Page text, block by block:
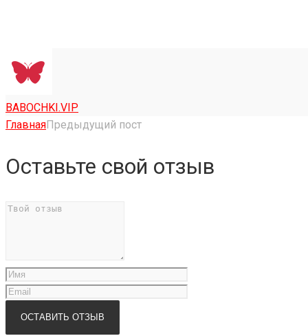
BABOCHKI.VIP
ГлавнаяПредыдущий пост
Оставьте свой отзыв